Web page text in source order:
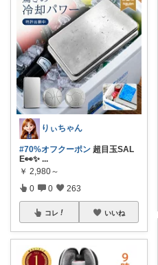
りぃちゃん
#70%オフクーポン 超目玉SAL
E👀✨ ...
￥ 2,980～
0 0 263
コレ いいね